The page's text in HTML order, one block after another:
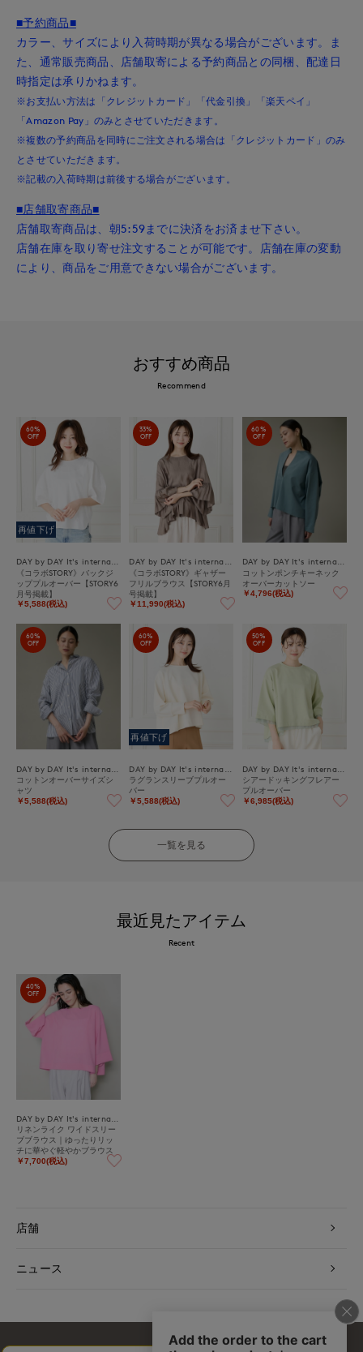
■予約商品■
カラー、サイズにより入荷時期が異なる場合がございます。ま
た、通常販売商品、店舗取寄による予約商品との同梱、配達日
時指定は承りかねます。
※お支払い方法は「クレジットカード」「代金引換」「楽天ペイ」
「Amazon Pay」のみとさせていただきます。
※複数の予約商品を同時にご注文される場合は「クレジットカード」のみ
とさせていただきます。
※記載の入荷時期は前後する場合がございます。
■店舗取寄商品■
店舗取寄商品は、朝5:59までに決済をお済ませ下さい。
店舗在庫を取り寄せ注文することが可能です。店舗在庫の変動
により、商品をご用意できない場合がございます。
おすすめ商品
Recommend
60%
OFF
再値下げ
《コラボSTORY》バックジ
ッププルオーバー【STORY6
月号掲載】
￥5,588(税込)
33%
OFF
《コラボSTORY》ギャザー
フリルブラウス【STORY6月
号掲載】
￥11,990(税込)
60%
OFF
コットンポンチキーネック
オーバーカットソー
￥4,796(税込)
60%
OFF
コットンオーバーサイズシ
ャツ
￥5,588(税込)
60%
OFF
再値下げ
ラグランスリーブプルオー
バー
￥5,588(税込)
50%
OFF
シアードッキングフレアー
プルオーバー
￥6,985(税込)
一覧を見る
最近見たアイテム
Recent
40%
OFF
リネンライク ワイドスリー
ブブラウス｜ゆったりリッ
チに華やぐ軽やかブラウス
￥7,700(税込)
店舗
ニュース